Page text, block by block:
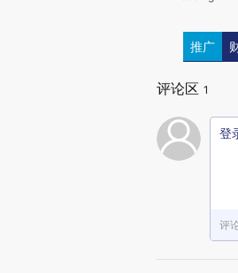
推广
评论区 1
登
评